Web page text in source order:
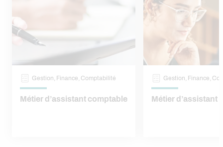
Gestion, Finance, Comptabilité
Métier d’assistant comptable
Gestion, Finance,
Métier d’assistant